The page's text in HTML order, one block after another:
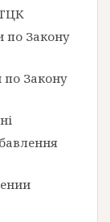
по Закону
по Закону